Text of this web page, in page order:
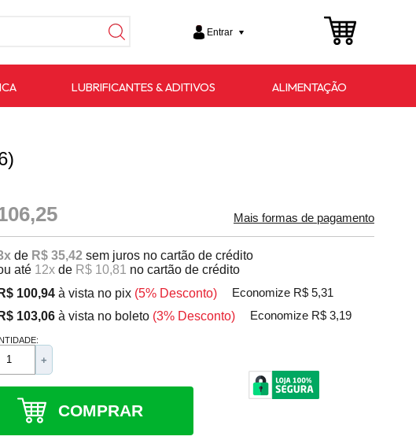
Entrar
LUBRIFICANTES & ADITIVOS ALIMENTAÇÃO
Mais formas de pagamento
de R$ 35,42 sem juros no cartão de crédito
até 12x de R$ 10,81 no cartão de crédito
R$ 100,94à vista no pix (5% Desconto) Economize R$ 5,31
R$ 103,06à vista no boleto (3% Desconto) Economize R$ 3,19
+
COMPRAR